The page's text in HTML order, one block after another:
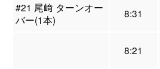
#21 尾﨑 ターンオー
バー(1本)
8:31
8:21